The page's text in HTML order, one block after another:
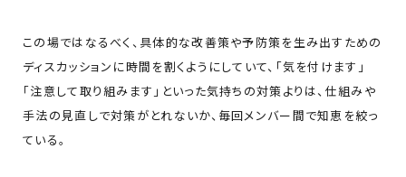
この場ではなるべく、具体的な改善策や予防策を生み出すための
ディスカッションに時間を割くようにしていて、「気を付けます」
「注意して取り組みます」といった気持ちの対策よりは、仕組みや
手法の見直しで対策がとれないか、毎回メンバー間で知恵を絞っ
ている。